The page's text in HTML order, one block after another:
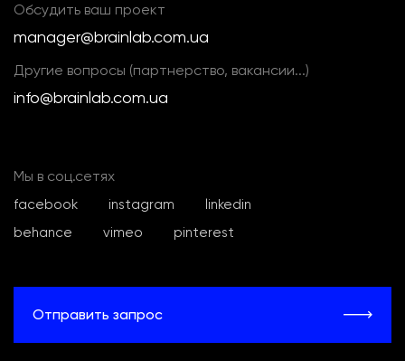
Обсудить ваш проект
manager@brainlab.com.ua
Другие вопросы (партнерство, вакансии...)
info@brainlab.com.ua
Мы в соц.сетях
facebook instagram
linkedin
behance
vimeo pinterest
Отправить запрос